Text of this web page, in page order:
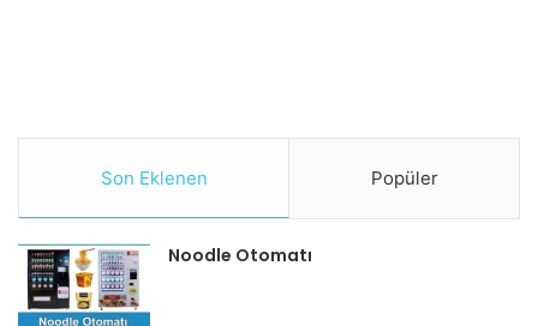
Son Eklenen Popüler
Noodle Otomatı